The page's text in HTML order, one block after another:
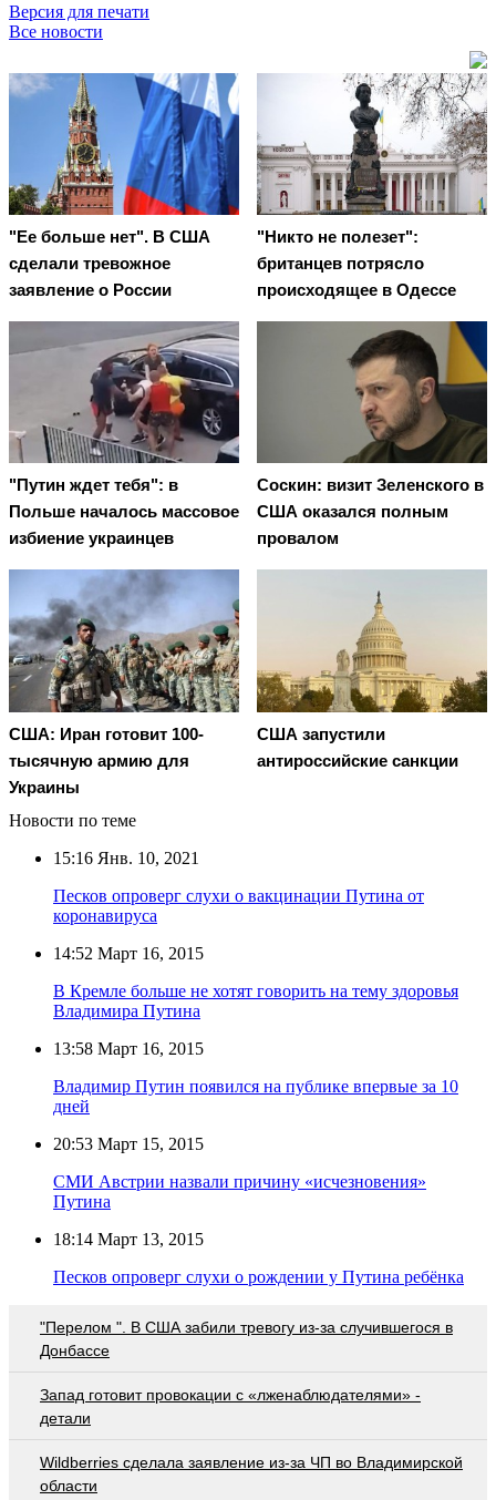
Версия для печати
Все новости
"Ее больше нет". В США
сделали тревожное
заявление о России
"Никто не полезет":
британцев потрясло
происходящее в Одессе
"Путин ждет тебя": в
Польше началось массовое
избиение украинцев
Соскин: визит Зеленского в
США оказался полным
провалом
США: Иран готовит 100-
тысячную армию для
Украины
США запустили
антироссийские санкции
Новости по теме
15:16 Янв. 10, 2021
Песков опроверг слухи о вакцинации Путина от
коронавируса
14:52 Март 16, 2015
В Кремле больше не хотят говорить на тему здоровья
Владимира Путина
13:58 Март 16, 2015
Владимир Путин появился на публике впервые за 10
дней
20:53 Март 15, 2015
СМИ Австрии назвали причину «исчезновения»
Путина
18:14 Март 13, 2015
Песков опроверг слухи о рождении у Путина ребёнка
"Перелом ". В США забили тревогу из-за случившегося в
Донбассе
Запад готовит провокации с «лженаблюдателями» -
детали
Wildberries cделала заявление из-за ЧП во Владимирской
области